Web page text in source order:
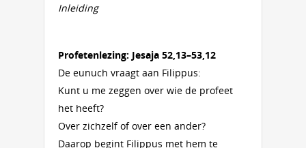
Inleiding
Profetenlezing: Jesaja 52,13–53,12
De eunuch vraagt aan Filippus:
Kunt u me zeggen over wie de profeet
het heeft?
Over zichzelf of over een ander?
Daarop begint Filippus met hem te